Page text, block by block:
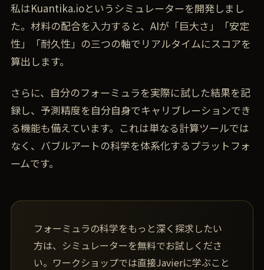
私はKuantika.ioというシミュレーターを開発しまし
た。材料の配合を入力すると、AIが「巨大さ」「安定
性」「耐久性」の三つの軸でリアルタイムにスコアを
算出します。
さらに、自分のフォーミュラを実際に試した結果を記
録し、予測精度を自分自身でキャリブレーションでき
る機能も備えています。これは単なる計算ツールでは
なく、バブルアートの科学を体系化するプラットフォ
ームです。
フォーミュラの科学をもっと深く探求したい
方は、シミュレーターを無料でお試しくださ
い。ワークショップでは直接Javierに学ぶこと